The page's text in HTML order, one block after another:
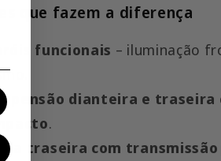
que fazem a diferença
funcionais – iluminação
dianteira e traseira
.
traseira com